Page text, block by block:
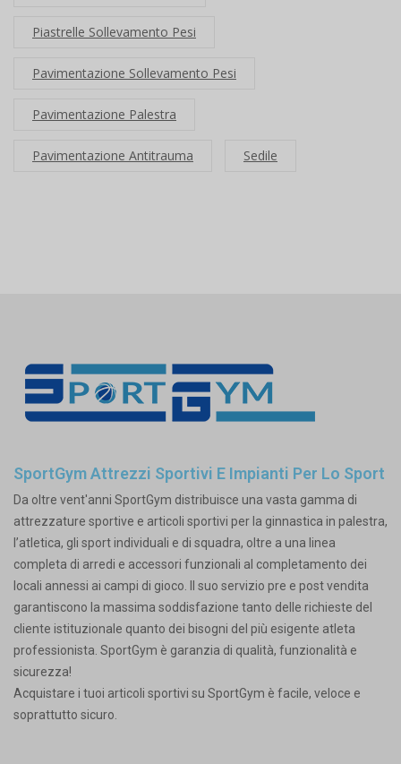
Piastrelle Sollevamento Pesi
Pavimentazione Sollevamento Pesi
Pavimentazione Palestra
Pavimentazione Antitrauma Sedile
SportGym Attrezzi Sportivi E Impianti Per Lo Sport
Da oltre vent'anni SportGym distribuisce una vasta gamma di
attrezzature sportive e articoli sportivi per la ginnastica in palestra,
l’atletica, gli sport individuali e di squadra, oltre a una linea
completa di arredi e accessori funzionali al completamento dei
locali annessi ai campi di gioco. Il suo servizio pre e post vendita
garantiscono la massima soddisfazione tanto delle richieste del
cliente istituzionale quanto dei bisogni del più esigente atleta
professionista. SportGym è garanzia di qualità, funzionalità e
sicurezza!
Acquistare i tuoi articoli sportivi su SportGym è facile, veloce e
soprattutto sicuro.